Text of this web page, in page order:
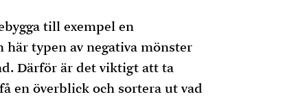
till exempel en
typen av negativa mönster
Därför är det viktigt att ta
en överblick och sortera ut vad